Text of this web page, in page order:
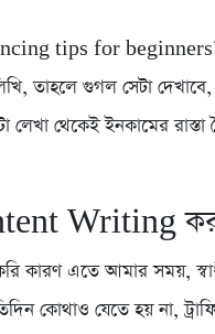
tips for
তাহলে গুগল সেটা
থেকেই ইনকামের রাস্তা
Writing
এতে আমার সময়,
কোথাও যেতে হয় না,